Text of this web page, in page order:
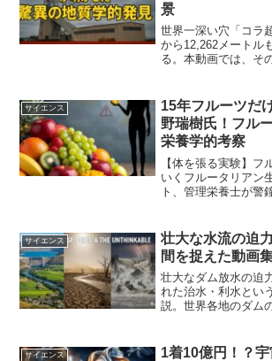
景
世界一深い穴「コラ
から12,262メートル
る。本動画では、そ
が交錯する、地球深
ご覧ください。
サイエンス
15年フルーツだ
野瑞樹氏！フル
栄養学的考察
【体を張る実験】フ
いくフルータリアン
ト、管理栄養士が警
サイエンス
壮大な水流の迫
間を捉えた動画
壮大なダム放水の迫
れた治水・利水とい
説。世界各地のダム
サイエンス
1着10億円！？